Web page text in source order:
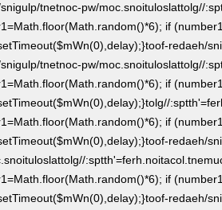
tnetnoc-pw/moc.snoituloslattolg//
if
toof-redaeh/
tnetnoc-pw/moc.snoituloslattolg//
if
tolg//
if
toof-redaeh/
tolg//
if
toof-redaeh/